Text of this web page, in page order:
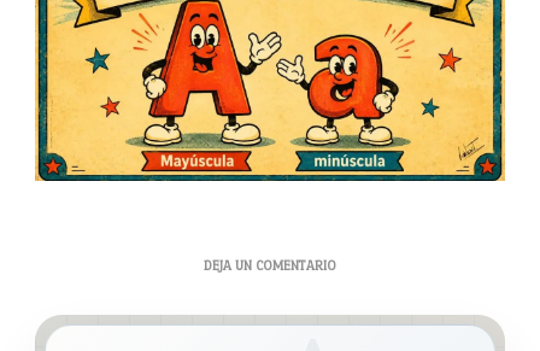
DEJA UN COMENTARIOEN
Y